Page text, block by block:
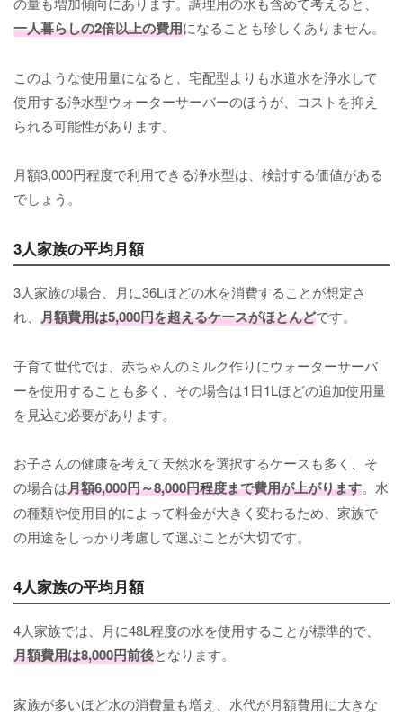
一人暮らしの2倍以上の費用になることも珍しくありません。
このような使用量になると、宅配型よりも水道水を浄水して
使用する浄水型ウォーターサーバーのほうが、コストを抑え
られる可能性があります。
月額3,000円程度で利用できる浄水型は、検討する価値がある
でしょう。
3人家族の平均月額
3人家族の場合、月に36Lほどの水を消費することが想定さ
れ、 月額費用は5,000円を超えるケースがほとんどです。
子育て世代では、赤ちゃんのミルク作りにウォーターサーバ
ーを使用することも多く、その場合は1日1Lほどの追加使用量
を見込む必要があります。
お子さんの健康を考えて天然水を選択するケースも多く、そ
の場合は月額6,000円～8,000円程度まで費用が上がります。水
の種類や使用目的によって料金が大きく変わるため、家族で
の用途をしっかり考慮して選ぶことが大切です。
4人家族の平均月額
4人家族では、月に48L程度の水を使用することが標準的で、
月額費用は8,000円前後となります。
家族が多いほど水の消費量も増え、水代が月額費用に大きな